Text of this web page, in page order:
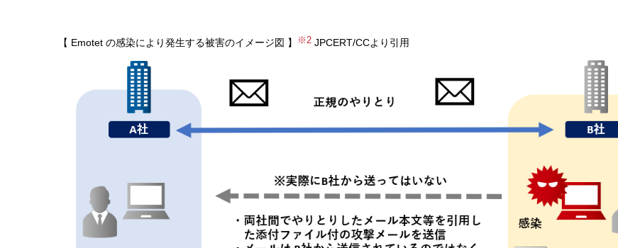
【 Emotet の感染により発生する被害のイメージ図 】 ※2 JPCERT/CCより引用